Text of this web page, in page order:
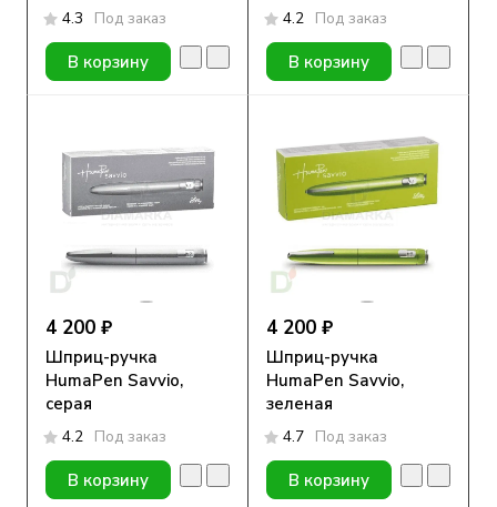
4.3 Под заказ
В корзину
4.2 Под заказ
В корзину
4 200 ₽
Шприц-ручка
HumaPen Savvio,
серая
4.2 Под заказ
В корзину
4 200 ₽
Шприц-ручка
HumaPen Savvio,
зеленая
4.7 Под заказ
В корзину